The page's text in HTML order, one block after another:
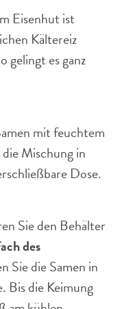
Eisenhut ist
Kältereiz
gelingt es ganz
mit feuchtem
Mischung in
Dose.
Sie den Behälter
des
Sie die Samen in
Bis die Keimung